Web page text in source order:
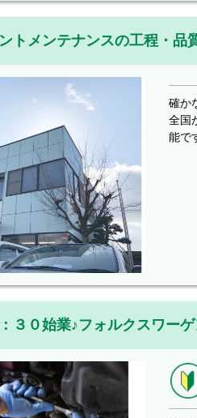
トメンテナンスの工程・品
確か
全国
能で
３０始業♪フォルクスワー